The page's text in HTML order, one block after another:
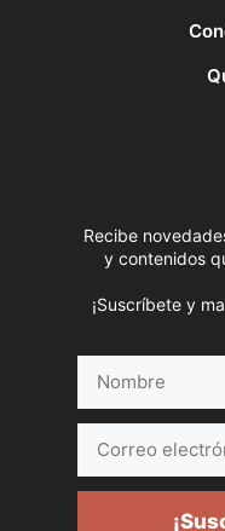
Recibe
y contenidos
¡Suscríbete y
electrónico